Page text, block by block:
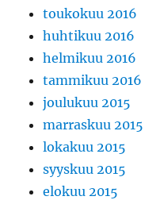
toukokuu 2016
huhtikuu 2016
helmikuu 2016
tammikuu 2016
joulukuu 2015
marraskuu 2015
lokakuu 2015
syyskuu 2015
elokuu 2015